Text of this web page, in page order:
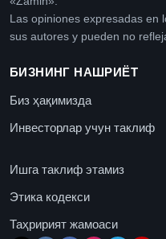
Las opiniones expresadas
sus autores y pueden no
БИЗНИНГ НАШРИЁТ
Биз ҳақимизда
Инвесторлар учун таклиф
Ишга таклиф этамиз
Этика кодекси
Таҳририят жамоаси